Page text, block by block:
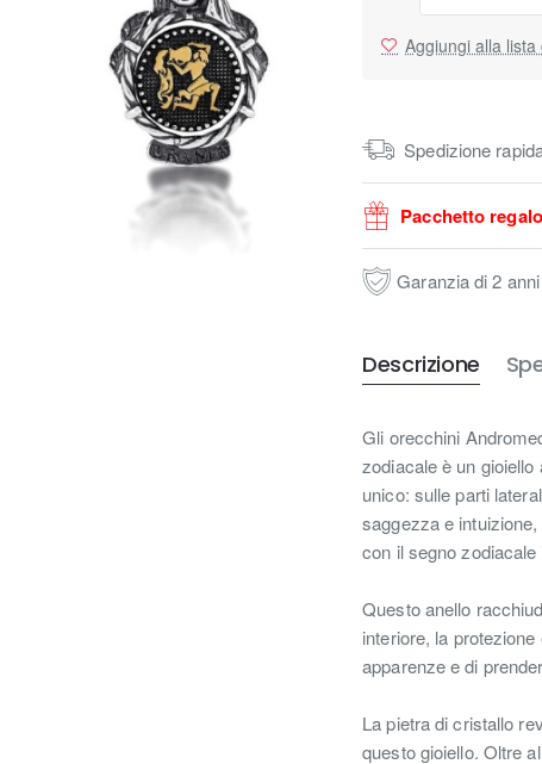
Aggiungi alla
Spedizione
Pacchetto
Garanzia di 2
Descrizione
Gli orecchini
zodiacale è un
unico: sulle parti
saggezza e
con il segno zodiacale
Questo anello
interiore, la
apparenze e di
La pietra di cristallo
questo gioiello. Oltre